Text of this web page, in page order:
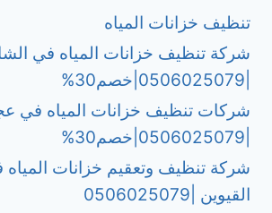
تنظيف خزانات المياه
شركة تنظيف خزانات المياه في
شركات تنظيف خزانات المياه في
شركة تنظيف وتعقيم خزانات المياه
القيوين |0506025079